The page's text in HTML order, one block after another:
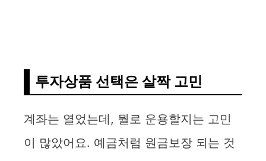
투자상품 선택은 살짝 고민
계좌는 열었는데, 뭘로 운용할지는 고민
이 많았어요. 예금처럼 원금보장 되는 것